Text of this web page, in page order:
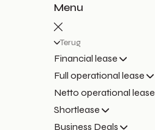
Menu
Terug
Financial lease
Full operational lease
Netto operational lease
Shortlease
Business Deals